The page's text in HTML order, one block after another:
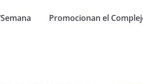
Promocionan el